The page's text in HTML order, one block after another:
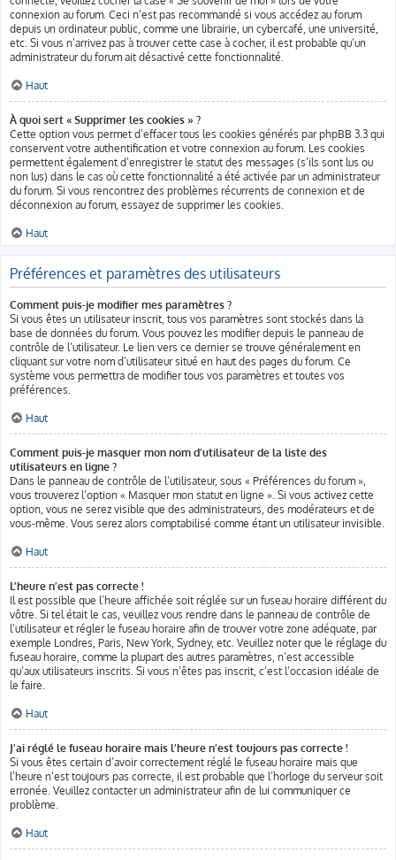
connexion au forum. Ceci n’est pas recommandé si vous accédez au forum
depuis un ordinateur public, comme une librairie, un cybercafé, une université,
etc. Si vous n’arrivez pas à trouver cette case à cocher, il est probable qu’un
administrateur du forum ait désactivé cette fonctionnalité.
Haut
À quoi sert « Supprimer les cookies » ?
Cette option vous permet d’effacer tous les cookies générés par phpBB 3.3 qui
conservent votre authentification et votre connexion au forum. Les cookies
permettent également d’enregistrer le statut des messages (s’ils sont lus ou
non lus) dans le cas où cette fonctionnalité a été activée par un administrateur
du forum. Si vous rencontrez des problèmes récurrents de connexion et de
déconnexion au forum, essayez de supprimer les cookies.
Haut
Préférences et paramètres des utilisateurs
Comment puis-je modifier mes paramètres ?
Si vous êtes un utilisateur inscrit, tous vos paramètres sont stockés dans la
base de données du forum. Vous pouvez les modifier depuis le panneau de
contrôle de l’utilisateur. Le lien vers ce dernier se trouve généralement en
cliquant sur votre nom d’utilisateur situé en haut des pages du forum. Ce
système vous permettra de modifier tous vos paramètres et toutes vos
préférences.
Haut
Comment puis-je masquer mon nom d’utilisateur de la liste des
utilisateurs en ligne ?
Dans le panneau de contrôle de l’utilisateur, sous « Préférences du forum »,
vous trouverez l’option « Masquer mon statut en ligne ». Si vous activez cette
option, vous ne serez visible que des administrateurs, des modérateurs et de
vous-même. Vous serez alors comptabilisé comme étant un utilisateur invisible.
Haut
L’heure n’est pas correcte !
Il est possible que l’heure affichée soit réglée sur un fuseau horaire différent du
vôtre. Si tel était le cas, veuillez vous rendre dans le panneau de contrôle de
l’utilisateur et régler le fuseau horaire afin de trouver votre zone adéquate, par
exemple Londres, Paris, New York, Sydney, etc. Veuillez noter que le réglage du
fuseau horaire, comme la plupart des autres paramètres, n’est accessible
qu’aux utilisateurs inscrits. Si vous n’êtes pas inscrit, c’est l’occasion idéale de
le faire.
Haut
J’ai réglé le fuseau horaire mais l’heure n’est toujours pas correcte !
Si vous êtes certain d’avoir correctement réglé le fuseau horaire mais que
l’heure n’est toujours pas correcte, il est probable que l’horloge du serveur soit
erronée. Veuillez contacter un administrateur afin de lui communiquer ce
problème.
Haut